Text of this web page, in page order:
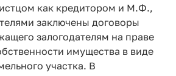
как кредитором и М.Ф.,
заключены договоры
залогодателям на праве
имущества в виде
участка. В